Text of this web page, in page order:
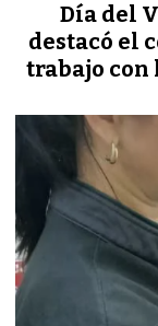
Día del
destacó el
trabajo con